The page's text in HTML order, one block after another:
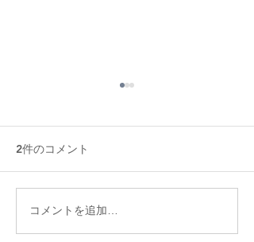
冷房病対策★6つのオーガ
ニックお手当法
2件のコメント
コメントを追加…